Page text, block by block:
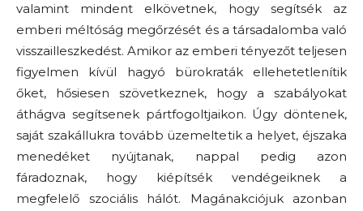
valamint mindent elkövetnek, hogy segítsék az
emberi méltóság megőrzését és a társadalomba való
visszailleszkedést. Amikor az emberi tényezőt teljesen
figyelmen kívül hagyó bürokraták ellehetetlenítik
őket, hősiesen szövetkeznek, hogy a szabályokat
áthágva segítsenek pártfogoltjaikon. Úgy döntenek,
saját szakállukra tovább üzemeltetik a helyet, éjszaka
menedéket nyújtanak, nappal pedig azon
fáradoznak, hogy kiépítsék vendégeiknek a
megfelelő szociális hálót. Magánakciójuk azonban